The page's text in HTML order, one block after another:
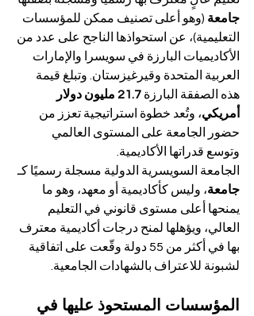
جامعة (وهو أعلى تصنيف ممكن للمؤسسات
التعليمية)، عن استحواذها الناجح على عدد من
الأكاديميات البارزة في سويسرا والإمارات
العربية المتحدة وقيرغيزستان. وتبلغ قيمة
هذه الصفقة البارزة
21.7 مليون دولار
أمريكي، وتُعد خطوة استراتيجية تعزز من
حضور الجامعة على المستوى العالمي
وتوسع قدراتها الأكاديمية.
الجامعة السويسرية الدولية مسجلة رسميًا كـ
جامعة، وليس كأكاديمية أو معهد، وهو ما
يمنحها أعلى مستوى قانوني في التعليم
العالي، ويؤهلها لمنح درجات أكاديمية معترف
بها في أكثر من 55 دولة وقّعت على اتفاقية
لشبونة للاعتراف بالشهادات الجامعية.
المؤسسات المستحوذ عليها في